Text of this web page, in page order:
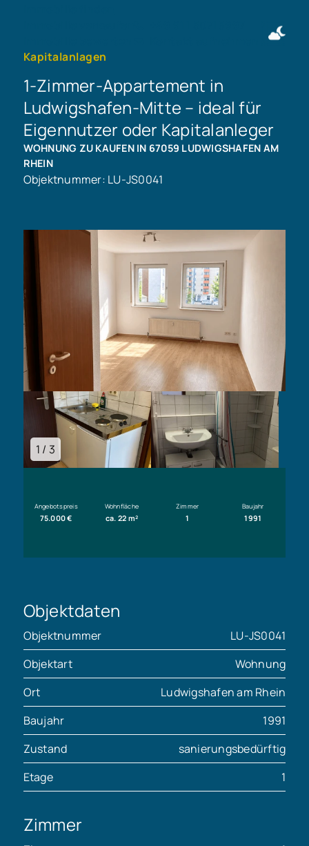
Kapitalanlagen
1-Zimmer-Appartement in
Ludwigshafen-Mitte – ideal für
Eigennutzer oder Kapitalanleger
WOHNUNG ZU KAUFEN IN 67059 LUDWIGSHAFEN AM
RHEIN
Objektnummer: LU-JS0041
1 / 3
Angebotspreis
75.000 €
Wohnfläche
ca. 22 m²
Zimmer
1
Baujahr
1991
Objektdaten
Objektnummer
LU-JS0041
Objektart
Wohnung
Ort
Ludwigshafen am Rhein
Baujahr
1991
Zustand
sanierungsbedürftig
Etage
1
Zimmer